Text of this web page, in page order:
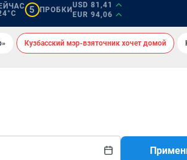
5 ПРОБКИ
USD 81,41
EUR 94,06
Кузбасский мэр-взяточник хочет домой